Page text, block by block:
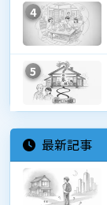
4
5
最新記事